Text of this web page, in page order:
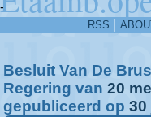
-
RSS
Besluit Van De
Regering van 20
gepubliceerd op 30